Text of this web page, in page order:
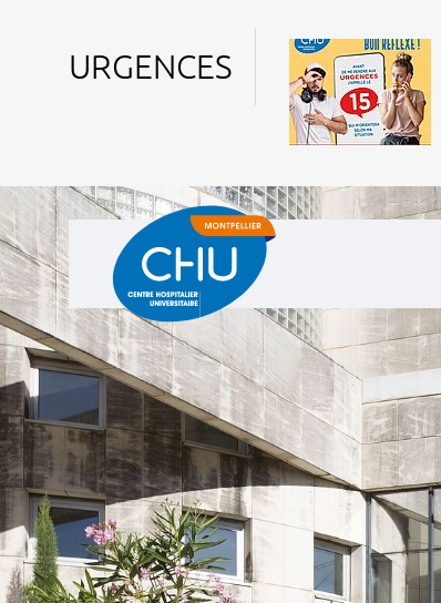
URGENCES